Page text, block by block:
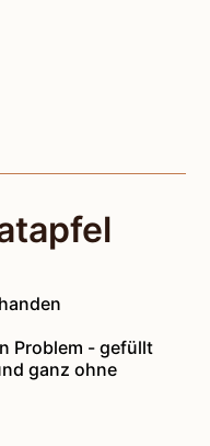
Problem - gefüllt
ganz ohne